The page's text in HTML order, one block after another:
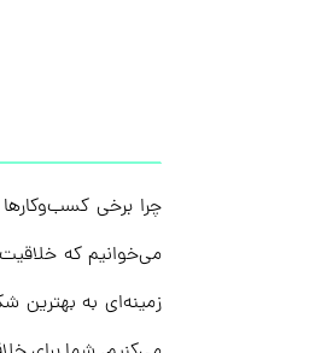
چرا برخی
می‌خوانیم که